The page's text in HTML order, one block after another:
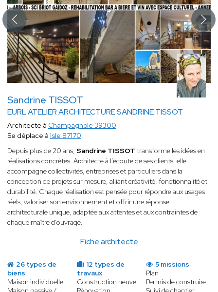
Sandrine TISSOT
EURL ATELIER ARCHITECTURE SANDRINE TISSOT
Fiche architecte
Architecte à Champagnole 39300
Se déplace à Isle 87170
Depuis plus de 20 ans, Sandrine TISSOT transforme les idées en
réalisations concrètes. Architecte à l’écoute de ses clients, elle
accompagne collectivités, entreprises et particuliers dans la
conception de projets sur mesure, alliant créativité, fonctionnalité et
durabilité. Chaque réalisation est pensée pour répondre aux usages
réels, valoriser son environnement et offrir une réponse
architecturale unique, adaptée aux attentes et aux contraintes de
chaque maître d’ouvrage.
26 types de
biens
Maison individuelle
12 types de
travaux
Construction neuve
5 missions
Plan
Permis de construire